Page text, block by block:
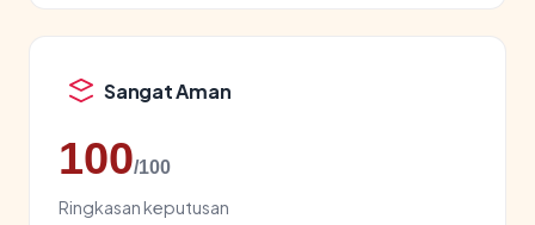
Sangat Aman
100/100
Ringkasan keputusan